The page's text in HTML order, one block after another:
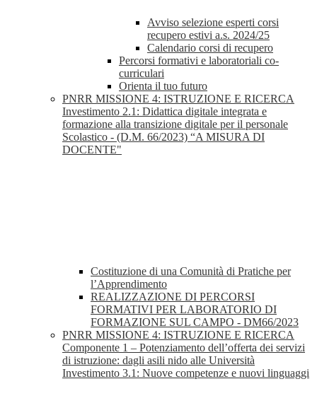
Avviso selezione esperti corsi
recupero estivi a.s. 2024/25
Calendario corsi di recupero
Percorsi formativi e laboratoriali co-
curriculari
Orienta il tuo futuro
PNRR MISSIONE 4: ISTRUZIONE E RICERCA
Investimento 2.1: Didattica digitale integrata e
formazione alla transizione digitale per il personale
Scolastico - (D.M. 66/2023) “A MISURA DI
DOCENTE"
Costituzione di una Comunità di Pratiche per
l’Apprendimento
REALIZZAZIONE DI PERCORSI
FORMATIVI PER LABORATORIO DI
FORMAZIONE SUL CAMPO - DM66/2023
PNRR MISSIONE 4: ISTRUZIONE E RICERCA
Componente 1 – Potenziamento dell’offerta dei servizi
di istruzione: dagli asili nido alle Università
Investimento 3.1: Nuove competenze e nuovi linguaggi